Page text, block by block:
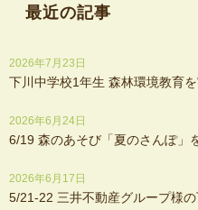
最近の記事
2026年7月23日
下川中学校1年生 森林環境教育を
2026年6月24日
6/19 森のあそび「夏のさんぽ」
2026年6月17日
5/21-22 三井不動産グループ様